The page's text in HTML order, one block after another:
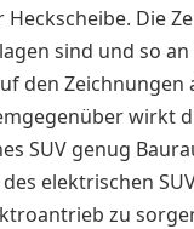
Heckscheibe. Die
sind und so
den Zeichnungen
wirkt
SUV genug
des elektrischen
zu